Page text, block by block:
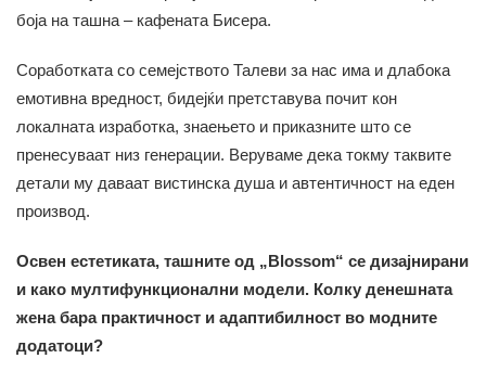
боја на ташна – кафената Бисера.
Соработката со семејството Талеви за нас има и длабока
емотивна вредност, бидејќи претставува почит кон
локалната изработка, знаењето и приказните што се
пренесуваат низ генерации. Веруваме дека токму таквите
детали му даваат вистинска душа и автентичност на еден
производ.
Освен естетиката, ташните од „Blossom“ се дизајнирани
и како мултифункционални модели. Колку денешната
жена бара практичност и адаптибилност во модните
додатоци?